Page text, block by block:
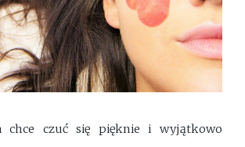
chce czuć się pięknie i wyjątkowo